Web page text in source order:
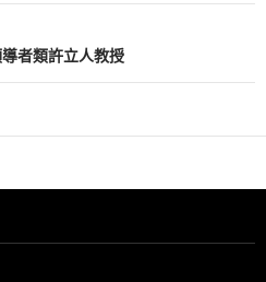
者類許立人教授